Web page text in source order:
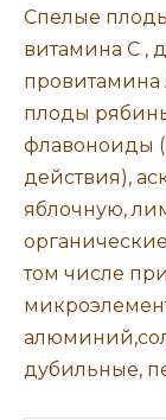
Спелые
витамина С ,
плоды
флавоноиды
действия),
яблочную,
том числе
дубильные,